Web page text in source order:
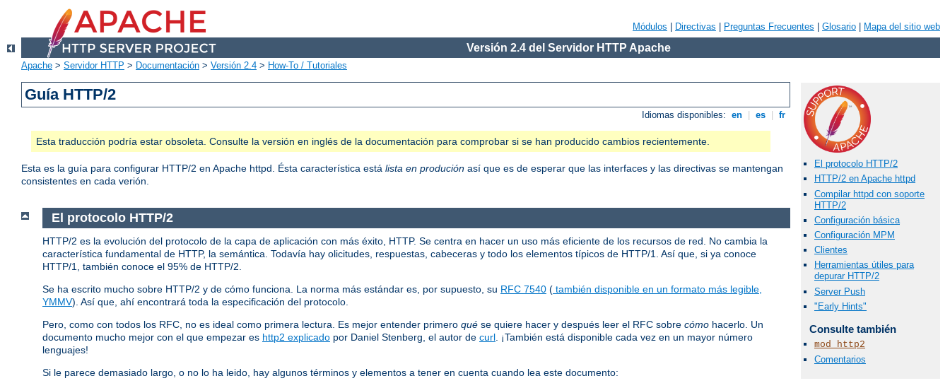
Módulos Directivas Preguntas Frecuentes Glosario Mapa del sitio web
Versión 2.4 del Servidor HTTP Apache
Apache > Servidor HTTP > Documentación > Versión 2.4 > How-To / Tutoriales
Guía HTTP/2
Idiomas disponibles: en es fr
Esta traducción podría estar obsoleta. Consulte la versión en inglés de la documentación para comprobar si se han producido cambios recientemente.
Esta es la guía para configurar HTTP/2 en Apache httpd. Ésta característica está lista en produción así que es de esperar que las interfaces y las directivas se mantengan
consistentes en cada verión.
El protocolo HTTP/2
HTTP/2 en Apache httpd
Compilar httpd con soporte
HTTP/2
Configuración básica
Configuración MPM
Clientes
Herramientas útiles para
depurar HTTP/2
Server Push
"Early Hints"
Consulte también
mod_http2
Comentarios
El protocolo HTTP/2
HTTP/2 es la evolución del protocolo de la capa de aplicación con más éxito, HTTP. Se centra en hacer un uso más eficiente de los recursos de red. No cambia la
característica fundamental de HTTP, la semántica. Todavía hay olicitudes, respuestas, cabeceras y todo los elementos típicos de HTTP/1. Así que, si ya conoce
HTTP/1, también conoce el 95% de HTTP/2.
Se ha escrito mucho sobre HTTP/2 y de cómo funciona. La norma más estándar es, por supuesto, su RFC 7540 ( también disponible en un formato más legible,
YMMV). Así que, ahí encontrará toda la especificación del protocolo.
Pero, como con todos los RFC, no es ideal como primera lectura. Es mejor entender primero qué se quiere hacer y después leer el RFC sobre cómo hacerlo. Un
documento mucho mejor con el que empezar es http2 explicado por Daniel Stenberg, el autor de curl . ¡También está disponible cada vez en un mayor número
lenguajes!
Si le parece demasiado largo, o no lo ha leido, hay algunos términos y elementos a tener en cuenta cuando lea este documento: